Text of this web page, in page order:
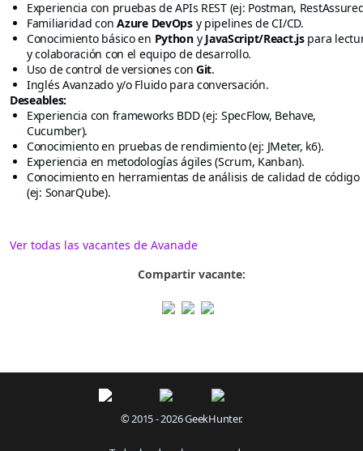
Experiencia con pruebas de APIs REST (ej: Postman,
Familiaridad conAzure DevOpsy pipelines de CI/CD.
Conocimiento básico en Pythony JavaScript/React.jspara
y colaboración con el equipo de desarrollo.
Uso de control de versiones conGit.
Inglés Avanzado y/o Fluido para conversación.
Deseables:
Experiencia con frameworks BDD (ej: SpecFlow, Behave,
Cucumber).
Conocimiento en pruebas de rendimiento (ej: JMeter, k6).
Experiencia en metodologías ágiles (Scrum, Kanban).
Conocimiento en herramientas de análisis de calidad de código
(ej: SonarQube).
Ver todas las vacantes de Avanade
Compartir vacante:
© 2015 - 2026 GeekHunter.